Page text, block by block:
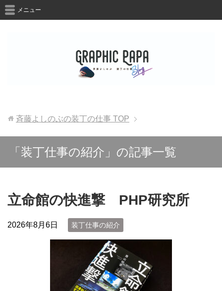
メニュー
斉藤よしのぶの装丁の仕事 TOP
「装丁仕事の紹介」の記事一覧
立命館の快進撃 PHP研究所
2026年8月6日 装丁仕事の紹介